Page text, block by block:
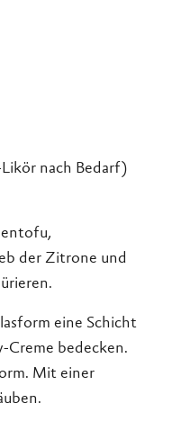
nach Bedarf)
der Zitrone und
eine Schicht
Creme bedecken.
Mit einer